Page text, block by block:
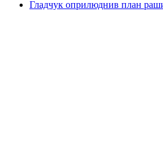
Гладчук оприлюднив план